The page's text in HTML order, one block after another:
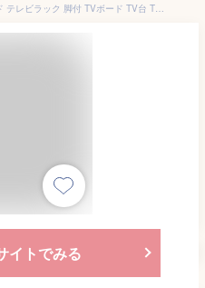
テレビ台 ローボード テレビボード テレビラック 脚付 TVボード TV台 TVラック 北欧 木製 アルダー シンプル 収納 家具 リビング 天然木 フラップ扉 AV収納 FLOCK TV 100 (AL-NA) ISSEIKI
イトでみる